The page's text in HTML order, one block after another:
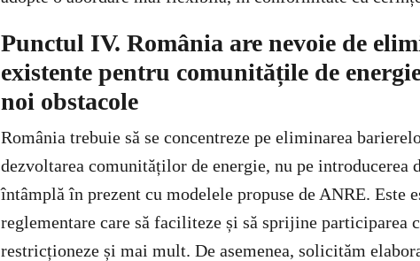
Punctul IV. România are nevoie de
existente pentru comunitățile de
noi obstacole
România trebuie să se concentreze pe eliminarea
dezvoltarea comunităților de energie, nu pe introducerea
întâmplă în prezent cu modelele propuse de ANRE. Este
reglementare care să faciliteze și să sprijine participarea
restricționeze și mai mult. De asemenea, solicităm